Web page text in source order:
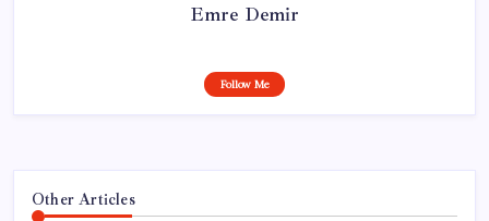
Emre Demir
Follow Me
Other Articles